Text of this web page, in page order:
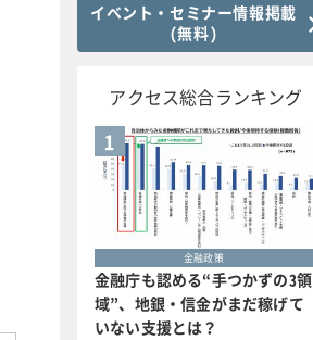
イベント・セミナー情報掲載
(無料)
アクセス総合ランキング
1
金融政策
金融庁も認める“手つかずの3領
域”、地銀・信金がまだ稼げて
いない支援とは？